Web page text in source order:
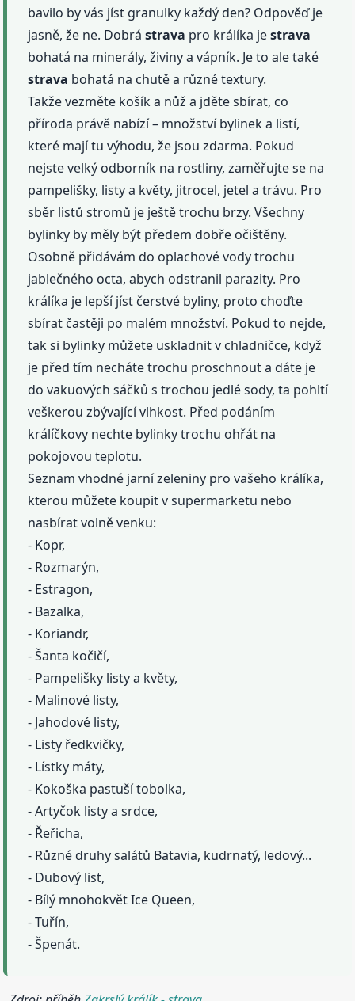
bavilo by vás jíst granulky každý den? Odpověď je
jasně, že ne. Dobrástrava pro králíka jestrava
bohatá na minerály, živiny a vápník. Je to ale také
strava bohatá na chutě a různé textury.
Takže vezměte košík a nůž a jděte sbírat, co
příroda právě nabízí – množství bylinek a listí,
které mají tu výhodu, že jsou zdarma. Pokud
nejste velký odborník na rostliny, zaměřujte se na
pampelišky, listy a květy, jitrocel, jetel a trávu. Pro
sběr listů stromů je ještě trochu brzy. Všechny
bylinky by měly být předem dobře očištěny.
Osobně přidávám do oplachové vody trochu
jablečného octa, abych odstranil parazity. Pro
králíka je lepší jíst čerstvé byliny, proto choďte
sbírat častěji po malém množství. Pokud to nejde,
tak si bylinky můžete uskladnit v chladničce, když
je před tím necháte trochu proschnout a dáte je
do vakuových sáčků s trochou jedlé sody, ta pohltí
veškerou zbývající vlhkost. Před podáním
králíčkovy nechte bylinky trochu ohřát na
pokojovou teplotu.
Seznam vhodné jarní zeleniny pro vašeho králíka,
kterou můžete koupit v supermarketu nebo
nasbírat volně venku:
- Kopr,
- Rozmarýn,
- Estragon,
- Bazalka,
- Koriandr,
- Šanta kočičí,
- Pampelišky listy a květy,
- Malinové listy,
- Jahodové listy,
- Listy ředkvičky,
- Lístky máty,
- Kokoška pastuší tobolka,
- Artyčok listy a srdce,
- Řeřicha,
- Různé druhy salátů Batavia, kudrnatý, ledový...
- Dubový list,
- Bílý mnohokvět Ice Queen,
- Tuřín,
- Špenát.